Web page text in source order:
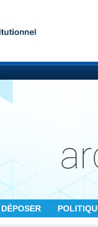
DÉPOSER